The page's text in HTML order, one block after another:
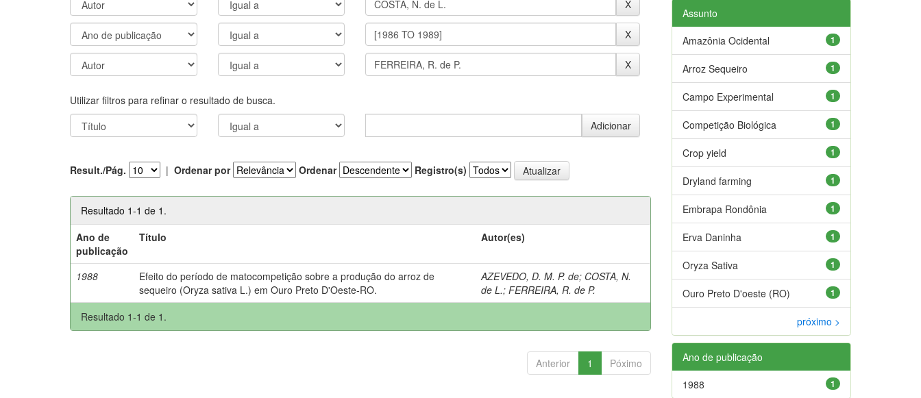
Utilizar filtros para refinar o resultado de busca.
Result./Pág. | Ordenar por Ordenar Registro(s)
Resultado 1-1 de 1.
Ano de
publicação
Título Autor(es)
1988
Efeito do período de matocompetição sobre a produção do arroz de
sequeiro (Oryza sativa L.) em Ouro Preto D'Oeste-RO.
AZEVEDO, D. M. P. de; COSTA, N.
de L.;FERREIRA, R. de P.
Resultado 1-1 de 1.
Anterior 1 Póximo
Assunto
1
Amazônia Ocidental
1
Arroz Sequeiro
1
Campo Experimental
1
Competição Biológica
1
Crop yield
1
Dryland farming
1
Embrapa Rondônia
1
Erva Daninha
1
Oryza Sativa
1
Ouro Preto D'oeste (RO)
próximo >
Ano de publicação
1
1988